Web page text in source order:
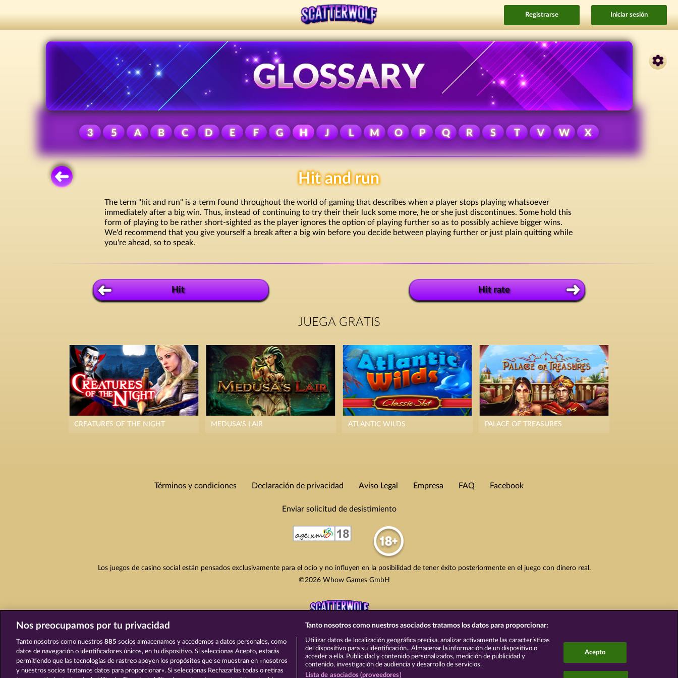
Registrarse Iniciar sesión
3 5 A B C D E F G H J L M O P Q R S T V W X
Hit and run
The term "hit and run" is a term found throughout the world of gaming that describes when a player stops playing whatsoever
immediately after a big win. Thus, instead of continuing to try their their luck some more, he or she just discontinues. Some hold this
form of playing to be rather short-sighted as the player ignores the option of playing further so as to possibly achieve bigger wins.
We'd recommend that you give yourself a break after a big win before you decide between playing further or just plain quitting while
you're ahead, so to speak.
Hit Hit rate
JUEGA GRATIS
CREATURES OF THE NIGHT MEDUSA'S LAIR ATLANTIC WILDS PALACE OF TREASURES
Términos y condiciones Declaración de privacidad Aviso Legal Empresa FAQ Facebook
Enviar solicitud de desistimiento
Los juegos de casino social están pensados exclusivamente para el ocio y no influyen en la posibilidad de tener éxito posteriormente en el juego con dinero real.
©2026 Whow Games GmbH
Nos preocupamos por tu privacidad
Tanto nosotros como nuestros 885 socios almacenamos y accedemos a datos personales, como
datos de navegación o identificadores únicos, en tu dispositivo. Si seleccionas Acepto, estarás
permitiendo que las tecnologías de rastreo apoyen los propósitos que se muestran en «nosotros
y nuestros socios tratamos datos para proporcionar». Si seleccionas Rechazarlas todas o retiras
Tanto nosotros como nuestros asociados tratamos los datos para proporcionar:
Utilizar datos de localización geográfica precisa. analizar activamente las características
del dispositivo para su identificación.. Almacenar la información de un dispositivo o
acceder a ella. Publicidad y contenido personalizados, medición de publicidad y
contenido, investigación de audiencia y desarrollo de servicios.
Lista de asociados (proveedores)
Acepto